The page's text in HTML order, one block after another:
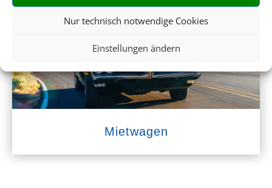
Nur technisch notwendige Cookies
Einstellungen ändern
Mietwagen